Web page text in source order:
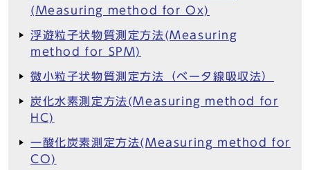
(Measuring method for Ox)
浮遊粒子状物質測定方法(Measuring
method for SPM)
微小粒子状物質測定方法（ベータ線吸収法）
炭化水素測定方法(Measuring method for
HC)
一酸化炭素測定方法(Measuring method for
CO)